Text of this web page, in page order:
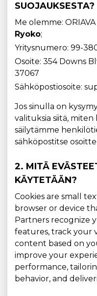
SUOJAUKSESTA?
Me olemme:
Ryoko;
Yritysnumero: 99-
Osoite: 354 Downs
37067
Sähköpostiosoite:
Jos sinulla on
valituksia siitä,
säilytämme
sähköpostitse
2. MITÄ
KÄYTETÄÄN?
Cookies are small
browser or device
Partners recognize
features, track your
content based on
improve your
performance,
behavior, and